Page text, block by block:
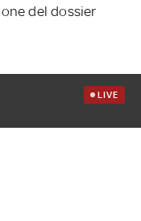
del dossier
LIVE